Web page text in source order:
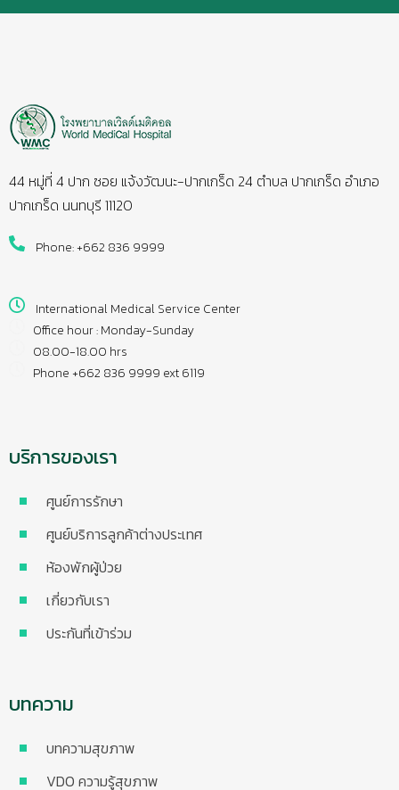
44 หมู่ที่ 4 ปาก ซอย แจ้งวัฒนะ-ปากเกร็ด 24 ตำบล ปากเกร็ด อำเภอ
ปากเกร็ด นนทบุรี 11120
Phone: +662 836 9999
International Medical Service Center
Office hour : Monday-Sunday
08.00-18.00 hrs
Phone +662 836 9999 ext 6119
บริการของเรา
ศูนย์การรักษา
ศูนย์บริการลูกค้าต่างประเทศ
ห้องพักผู้ป่วย
เกี่ยวกับเรา
ประกันที่เข้าร่วม
บทความ
บทความสุขภาพ
VDO ความรู้สุขภาพ